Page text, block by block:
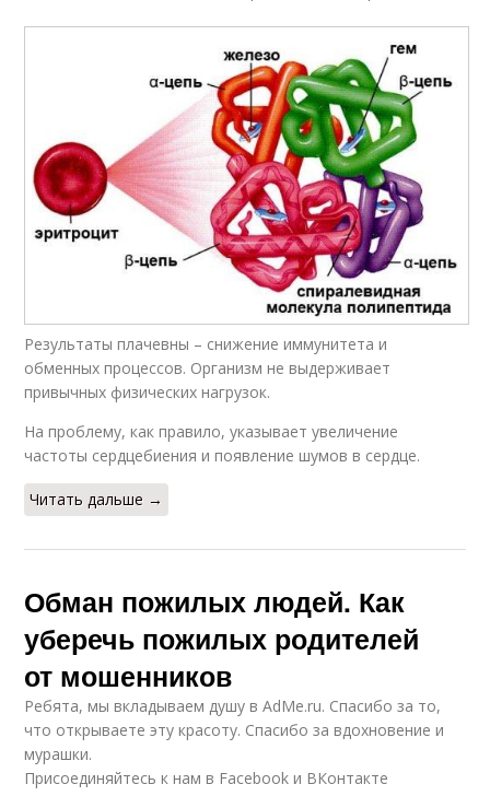
Результаты плачевны – снижение иммунитета и
обменных процессов. Организм не выдерживает
привычных физических нагрузок.
На проблему, как правило, указывает увеличение
частоты сердцебиения и появление шумов в сердце.
Читать дальше →
Обман пожилых людей. Как
уберечь пожилых родителей
от мошенников
Ребята, мы вкладываем душу в AdMe.ru. Cпасибо за то,
что открываете эту красоту. Спасибо за вдохновение и
мурашки.
Присоединяйтесь к нам в Facebook и ВКонтакте